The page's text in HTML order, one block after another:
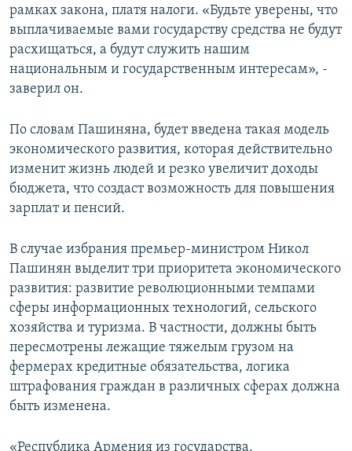
рамках закона, платя налоги. «Будьте уверены, что
выплачиваемые вами государству средства не будут
расхищаться, а будут служить нашим
национальным и государственным интересам», -
заверил он.
По словам Пашиняна, будет введена такая модель
экономического развития, которая действительно
изменит жизнь людей и резко увеличит доходы
бюджета, что создаст возможность для повышения
зарплат и пенсий.
В случае избрания премьер-министром Никол
Пашинян выделит три приоритета экономического
развития: развитие революционными темпами
сферы информационных технологий, сельского
хозяйства и туризма. В частности, должны быть
пересмотрены лежащие тяжелым грузом на
фермерах кредитные обязательства, логика
штрафования граждан в различных сферах должна
быть изменена.
«Республика Армения из государства,